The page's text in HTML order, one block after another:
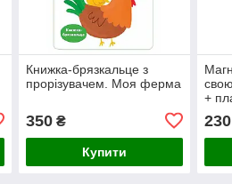
Книжка-брязкальце з
прорізувачем. Моя ферма
350₴
Купити
+
230